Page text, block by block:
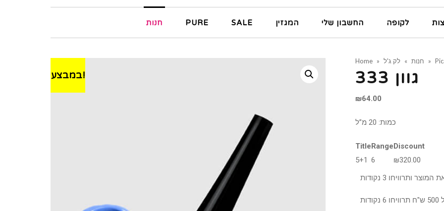
חנות PURE SALE המגזין החשבון שלי לקופה
במבצע!
Home » חנות » לק ג'ל »
גוון 333
₪64.00
כמות: 20 מ”ל
Title Range Discount
5+1
6 ₪320.00